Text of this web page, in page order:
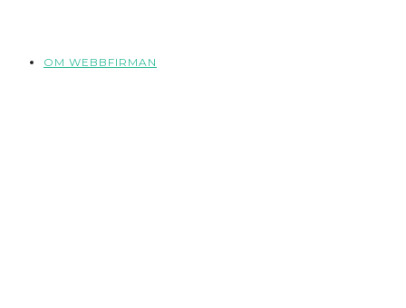
OM WEBBFIRMAN